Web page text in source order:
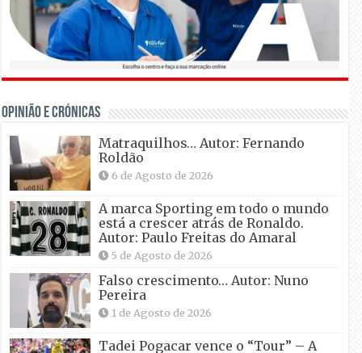
OPINIÃO E CRÓNICAS
Matraquilhos… Autor: Fernando
Roldão
6 de Agosto de 2026
A marca Sporting em todo o mundo
está a crescer atrás de Ronaldo.
Autor: Paulo Freitas do Amaral
5 de Agosto de 2026
Falso crescimento… Autor: Nuno
Pereira
1 de Agosto de 2026
Tadei Pogacar vence o “Tour” – A